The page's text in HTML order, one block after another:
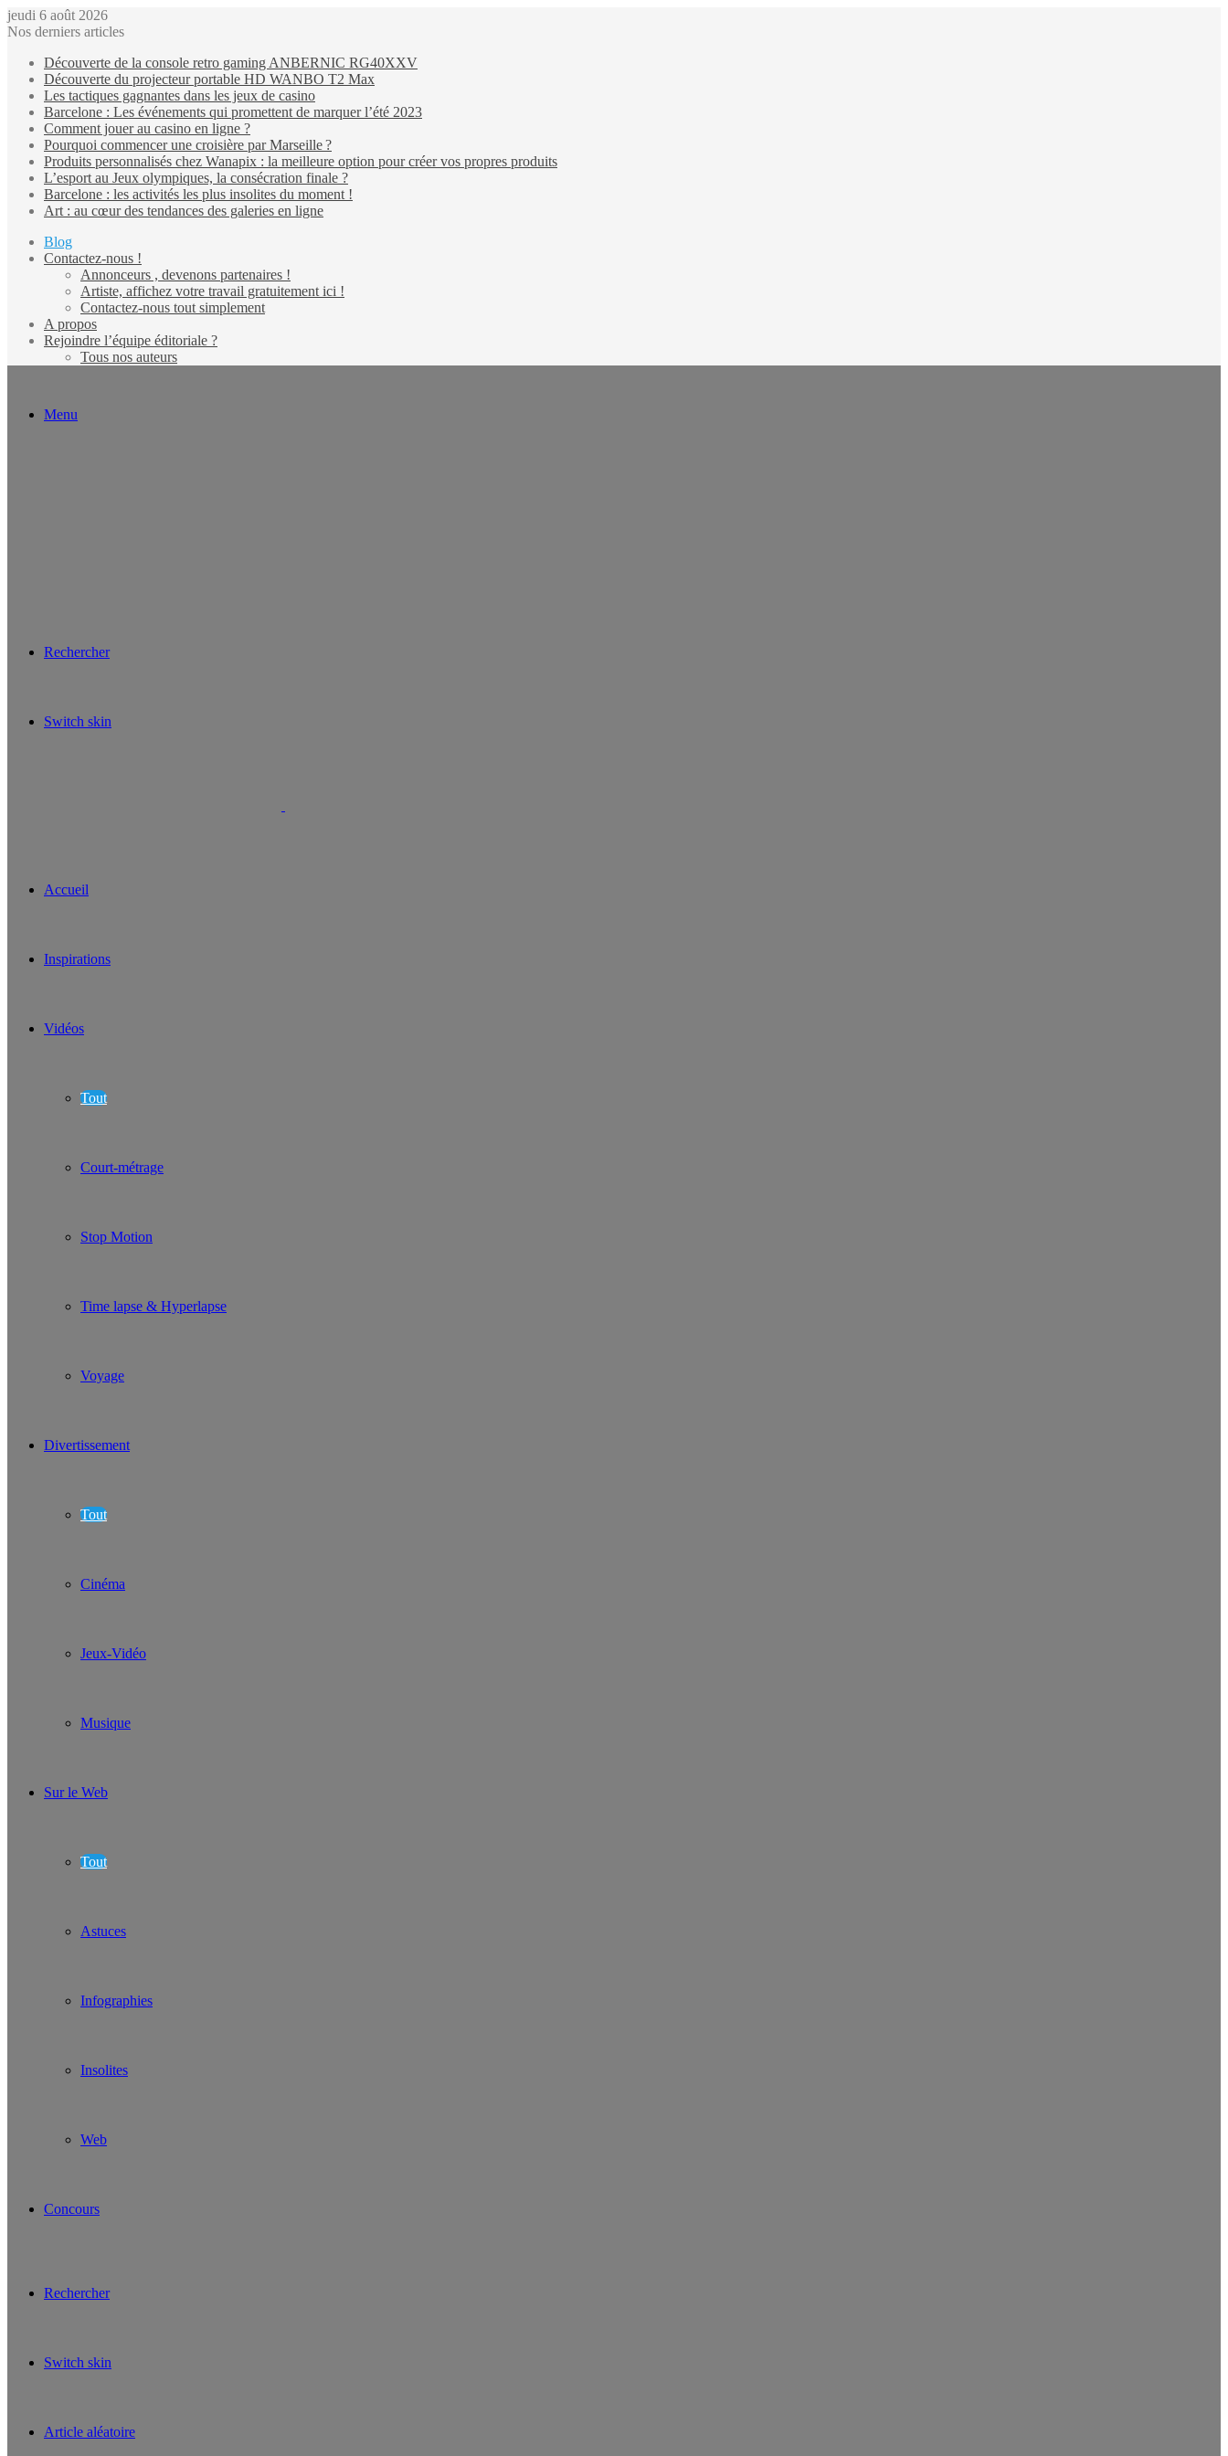
jeudi 6 août 2026
Nos derniers articles
Découverte de la console retro gaming ANBERNIC RG40XXV
Découverte du projecteur portable HD WANBO T2 Max
Les tactiques gagnantes dans les jeux de casino
Barcelone : Les événements qui promettent de marquer l’été 2023
Comment jouer au casino en ligne ?
Pourquoi commencer une croisière par Marseille ?
Produits personnalisés chez Wanapix : la meilleure option pour créer vos propres produits
L’esport au Jeux olympiques, la consécration finale ?
Barcelone : les activités les plus insolites du moment !
Art : au cœur des tendances des galeries en ligne
Blog
Contactez-nous !
Annonceurs , devenons partenaires !
Artiste, affichez votre travail gratuitement ici !
Contactez-nous tout simplement
A propos
Rejoindre l’équipe éditoriale ?
Tous nos auteurs
Menu
Rechercher
Switch skin
Accueil
Inspirations
Vidéos
Tout
Court-métrage
Stop Motion
Time lapse & Hyperlapse
Voyage
Divertissement
Tout
Cinéma
Jeux-Vidéo
Musique
Sur le Web
Tout
Astuces
Infographies
Insolites
Web
Concours
Rechercher
Switch skin
Article aléatoire